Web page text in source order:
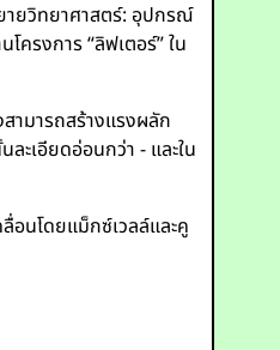
ายวิทยาศาสตร์: อุปกรณ์
ครงการ “ลิฟเตอร์” ใน
ามารถสร้างแรงผลัก
ะเอียดอ่อนกว่า - และใน
อนโดยแม็กซ์เวลล์และคู